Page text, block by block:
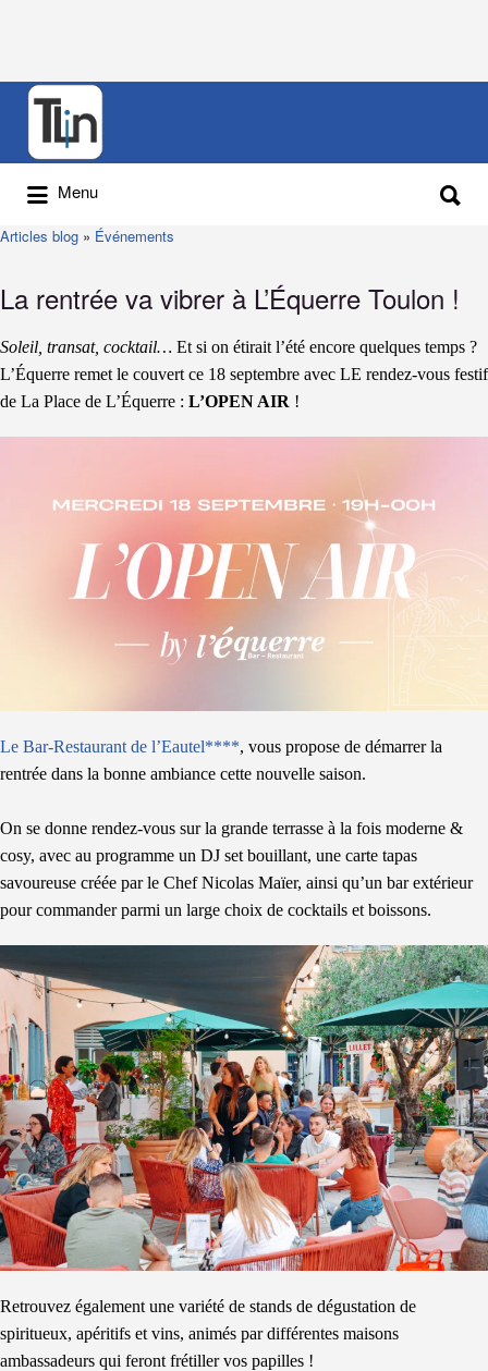
Rechercher
Menu
Articles blog » Événements
La rentrée va vibrer à L’Équerre Toulon !
Soleil, transat, cocktail… Et si on étirait l’été encore quelques temps ?
L’Équerre remet le couvert ce 18 septembre avec LE rendez-vous festif
de La Place de L’Équerre : L’OPEN AIR !
Le Bar-Restaurant de l’Eautel****, vous propose de démarrer la
rentrée dans la bonne ambiance cette nouvelle saison.
On se donne rendez-vous sur la grande terrasse à la fois moderne &
cosy, avec au programme un DJ set bouillant, une carte tapas
savoureuse créée par le Chef Nicolas Maïer, ainsi qu’un bar extérieur
pour commander parmi un large choix de cocktails et boissons.
Retrouvez également une variété de stands de dégustation de
spiritueux, apéritifs et vins, animés par différentes maisons
ambassadeurs qui feront frétiller vos papilles !